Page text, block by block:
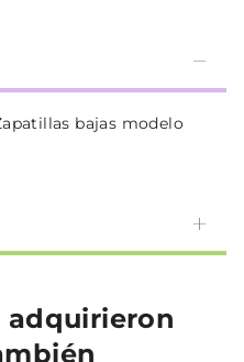
bajas modelo
adquirieron